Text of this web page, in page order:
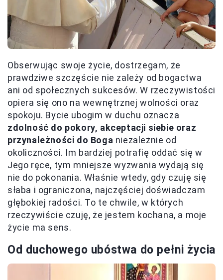
Obserwując swoje życie, dostrzegam, że
prawdziwe szczęście nie zależy od bogactwa
ani od społecznych sukcesów. W rzeczywistości
opiera się ono na wewnętrznej wolności oraz
spokoju. Bycie ubogim w duchu oznacza
zdolność do pokory, akceptacji siebie oraz
przynależności do Boga niezależnie od
okoliczności. Im bardziej potrafię oddać się w
Jego ręce, tym mniejsze wyzwania wydają się
nie do pokonania. Właśnie wtedy, gdy czuję się
słaba i ograniczona, najczęściej doświadczam
głębokiej radości. To te chwile, w których
rzeczywiście czuję, że jestem kochana, a moje
życie ma sens.
Od duchowego ubóstwa do pełni życia